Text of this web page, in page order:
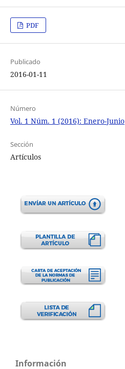
PDF
Publicado
2016-01-11
Número
Vol. 1 Núm. 1 (2016): Enero-Junio
Sección
Artículos
Información